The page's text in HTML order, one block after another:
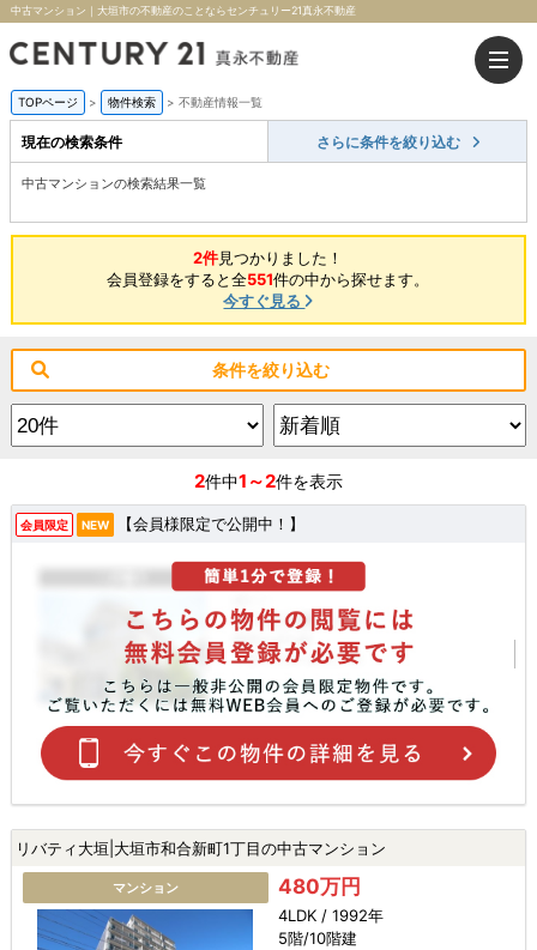
中古マンション｜大垣市の不動産のことならセンチュリー21真永不動産
TOPページ > 物件検索 > 不動産情報一覧
現在の検索条件 さらに条件を絞り込む
中古マンションの検索結果一覧
2件見つかりました！
会員登録をすると全551件の中から探せます。
今すぐ見る
条件を絞り込む
2件中1～2件を表示
会員限定 NEW 【会員様限定で公開中！】
リバティ大垣|大垣市和合新町1丁目の中古マンション
マンション 480万円
4LDK / 1992年
5階/10階建